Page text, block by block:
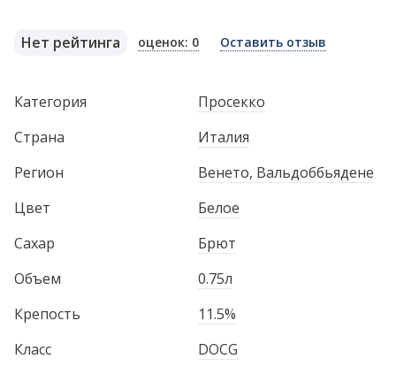
Нет рейтинга оценок: 0 Оставить отзыв
Категория
Просекко
Страна
Италия
Регион
Венето, Вальдоббьядене
Цвет
Белое
Сахар
Брют
Объем
0.75л
Крепость
11.5%
Класс
DOCG